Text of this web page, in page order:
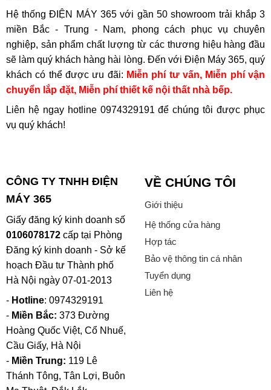
Hệ thống ĐIỆN MÁY 365 với gần 50 showroom trải khắp 3
miền Bắc - Trung - Nam, phong cách phục vụ chuyên
nghiệp, sản phẩm chất lượng từ các thương hiệu hàng đầu
sẽ làm quý khách hàng hài lòng. Đến với Điện Máy 365, quý
khách có thể được ưu đãi: Miễn phí tư vấn, Miễn phí vận
chuyển lắp đặt, Miễn phí thiết kế nội thất nhà bếp.
Liên hệ ngay hotline 0974329191 để chúng tôi được phục
vụ quý khách!
CÔNG TY TNHH ĐIỆN
MÁY 365
Giấy đăng ký kinh doanh số
0106078172cấp tại Phòng
Đăng ký kinh doanh - Sở kế
hoạch Đầu tư Thành phố
Hà Nội ngày 07-01-2013
- Hotline: 0974329191
- Miền Bắc: 373 Đường
Hoàng Quốc Việt, Cổ Nhuế,
Cầu Giấy, Hà Nội
- Miền Trung: 119 Lê
Thánh Tông, Tân Lợi, Buôn
VỀ CHÚNG TÔI
Giới thiệu
Hệ thống cửa hàng
Hợp tác
Bảo vệ thông tin cá nhân
Tuyển dụng
Liên hệ